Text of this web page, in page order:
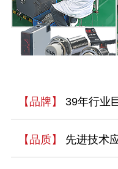
【品牌】 39年行业
【品质】 先进技术